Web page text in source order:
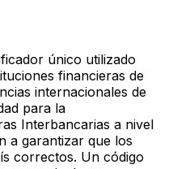
único utilizado
financieras de
internacionales de
para la
Interbancarias a nivel
a garantizar que los
correctos. Un código